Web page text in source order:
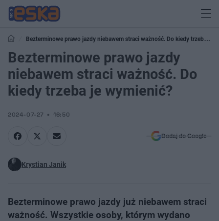
Bezterminowe prawo jazdy niebawem straci ważność. Do kiedy trzeba je
wymienić?
Bezterminowe prawo jazdy
niebawem straci ważność. Do
kiedy trzeba je wymienić?
2024-07-27 16:50
Dodaj do Google
Krystian Janik
Bezterminowe prawo jazdy już niebawem straci
ważność. Wszystkie osoby, którym wydano